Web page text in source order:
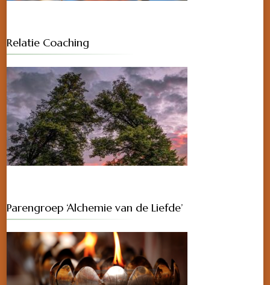
Relatie Coaching
Parengroep ‘Alchemie van de Liefde’